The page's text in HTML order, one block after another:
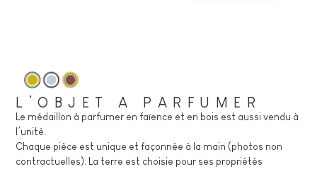
L’OBJET A PARFUMER
Le médaillon à parfumer en faïence et en bois est aussi vendu à
l’unité.
Chaque pièce est unique et façonnée à la main (photos non
contractuelles). La terre est choisie pour ses propriétés